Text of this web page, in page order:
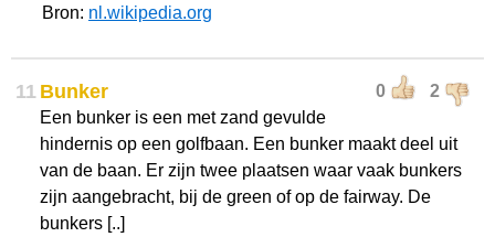
Bron: nl.wikipedia.org
11 0 2
Bunker
Een bunker is een met zand gevulde
hindernis op een golfbaan. Een bunker maakt deel uit
van de baan. Er zijn twee plaatsen waar vaak bunkers
zijn aangebracht, bij de green of op de fairway. De
bunkers [..]